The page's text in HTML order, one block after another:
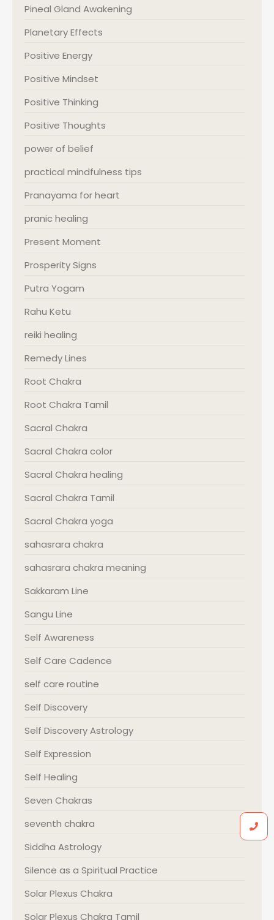
Pineal Gland Awakening
Planetary Effects
Positive Energy
Positive Mindset
Positive Thinking
Positive Thoughts
power of belief
practical mindfulness tips
Pranayama for heart
pranic healing
Present Moment
Prosperity Signs
Putra Yogam
Rahu Ketu
reiki healing
Remedy Lines
Root Chakra
Root Chakra Tamil
Sacral Chakra
Sacral Chakra color
Sacral Chakra healing
Sacral Chakra Tamil
Sacral Chakra yoga
sahasrara chakra
sahasrara chakra meaning
Sakkaram Line
Sangu Line
Self Awareness
Self Care Cadence
self care routine
Self Discovery
Self Discovery Astrology
Self Expression
Self Healing
Seven Chakras
seventh chakra
Siddha Astrology
Silence as a Spiritual Practice
Solar Plexus Chakra
Solar Plexus Chakra Tamil